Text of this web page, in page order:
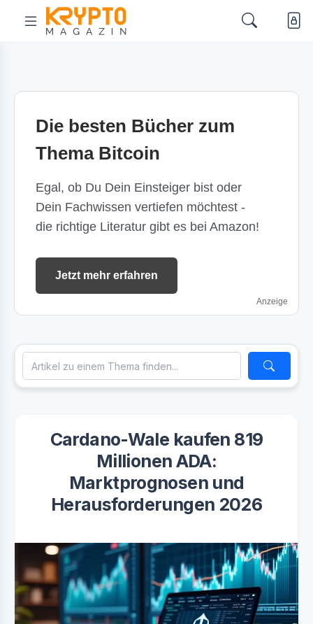
Die besten Bücher zum
Thema Bitcoin
Egal, ob Du Dein Einsteiger bist oder
Dein Fachwissen vertiefen möchtest -
die richtige Literatur gibt es bei Amazon!
Jetzt mehr erfahren
Anzeige
Cardano-Wale kaufen 819
Millionen ADA:
Marktprognosen und
Herausforderungen 2026